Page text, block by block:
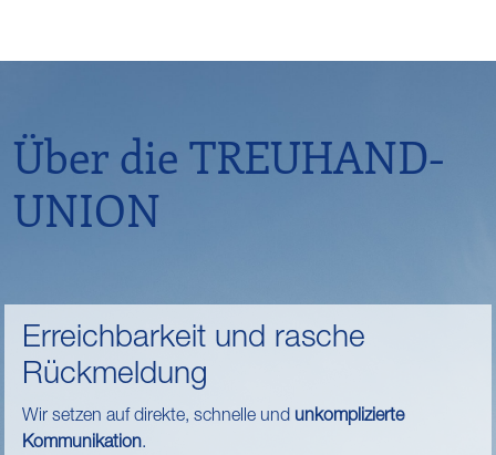
Über die TREUHAND-
UNION
Erreichbarkeit und rasche
Rückmeldung
Wir setzen auf direkte, schnelle und unkomplizierte
Kommunikation.